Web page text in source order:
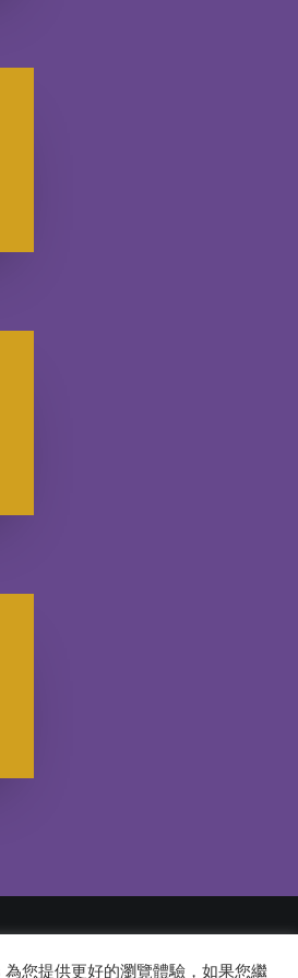
Bible Seminary. All rights reserved
您提供更好的瀏覽體驗，如果您繼